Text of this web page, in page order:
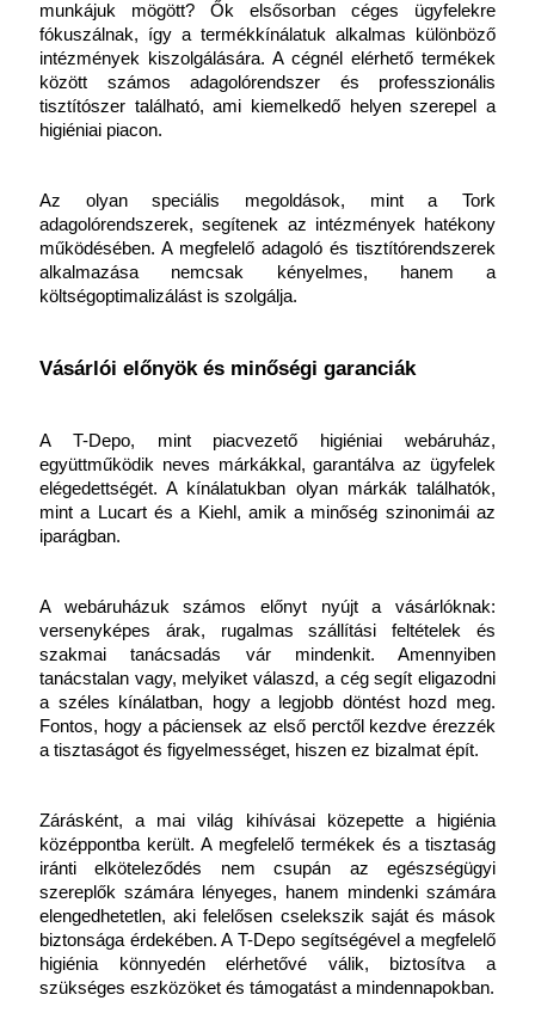
munkájuk mögött? Ők elsősorban céges ügyfelekre
fókuszálnak, így a termékkínálatuk alkalmas különböző
intézmények kiszolgálására. A cégnél elérhető termékek
között számos adagolórendszer és professzionális
tisztítószer található, ami kiemelkedő helyen szerepel a
higiéniai piacon.
Az olyan speciális megoldások, mint a Tork
adagolórendszerek, segítenek az intézmények hatékony
működésében. A megfelelő adagoló és tisztítórendszerek
alkalmazása nemcsak kényelmes, hanem a
költségoptimalizálást is szolgálja.
Vásárlói előnyök és minőségi garanciák
A T-Depo, mint piacvezető higiéniai webáruház,
együttműködik neves márkákkal, garantálva az ügyfelek
elégedettségét. A kínálatukban olyan márkák találhatók,
mint a Lucart és a Kiehl, amik a minőség szinonimái az
iparágban.
A webáruházuk számos előnyt nyújt a vásárlóknak:
versenyképes árak, rugalmas szállítási feltételek és
szakmai tanácsadás vár mindenkit. Amennyiben
tanácstalan vagy, melyiket válaszd, a cég segít eligazodni
a széles kínálatban, hogy a legjobb döntést hozd meg.
Fontos, hogy a páciensek az első perctől kezdve érezzék
a tisztaságot és figyelmességet, hiszen ez bizalmat épít.
Zárásként, a mai világ kihívásai közepette a higiénia
középpontba került. A megfelelő termékek és a tisztaság
iránti elköteleződés nem csupán az egészségügyi
szereplők számára lényeges, hanem mindenki számára
elengedhetetlen, aki felelősen cselekszik saját és mások
biztonsága érdekében. A T-Depo segítségével a megfelelő
higiénia könnyedén elérhetővé válik, biztosítva a
szükséges eszközöket és támogatást a mindennapokban.